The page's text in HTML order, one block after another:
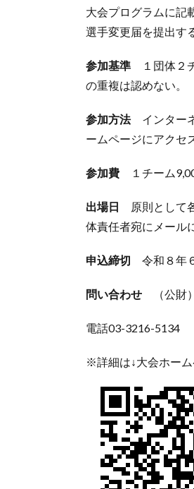
大会プログラムに記
選手変更届を提出す
参加基準 １団体２
の重複は認めない。
参加方法インターネ
ームページにアクセ
参加費 １チーム
出場日
原則として
体責任者宛にメール
申込締切 令和８年
問い合わせ （公財
電話03-3216-5134
※詳細は↓大会ホーム